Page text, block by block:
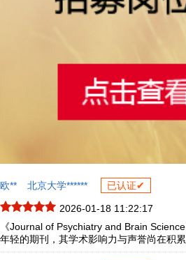
欧** 北京大学****** 已认证✔
2026-01-18 11:22:17
《Journal of Psychiatry and Brain
年轻的期刊，其学术影响力与声誉尚在积